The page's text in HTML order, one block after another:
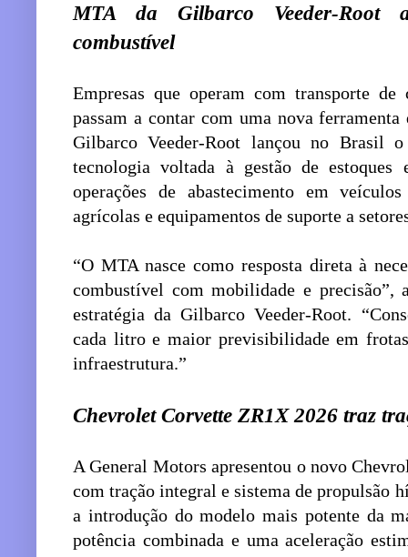
MTA da Gilbarco Veeder-Root
combustível
Empresas que operam com transporte
passam a contar com uma nova
Gilbarco Veeder-Root lançou no Brasil
tecnologia voltada à gestão de
operações de abastecimento em
agrícolas e equipamentos de suporte a
“O MTA nasce como resposta direta à
combustível com mobilidade e
estratégia da Gilbarco Veeder-Root.
cada litro e maior previsibilidade em
infraestrutura.”
Chevrolet Corvette ZR1X 2026 traz
A General Motors apresentou o novo
com tração integral e sistema de propulsão
a introdução do modelo mais potente da
potência combinada e uma aceleração